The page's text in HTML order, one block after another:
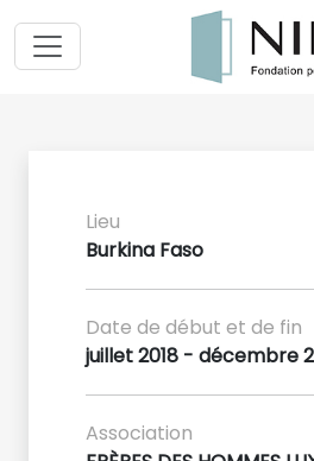
Lieu
Burkina Faso
Date de début et de fin
juillet 2018 - décembre
Association